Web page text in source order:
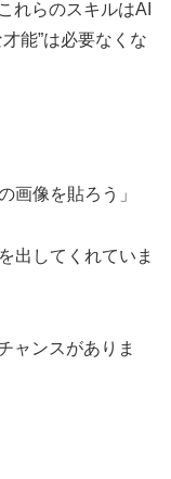
れらのスキルはAI
能”は必要なくな
画像を貼ろう」
出してくれていま
ャンスがありま